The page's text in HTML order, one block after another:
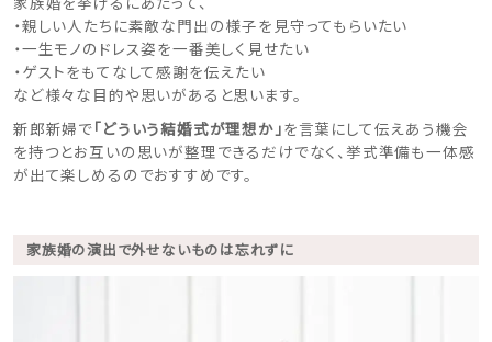
・親しい人たちに素敵な門出の様子を見守ってもらいたい
・一生モノのドレス姿を一番美しく見せたい
・ゲストをもてなして感謝を伝えたい
など様々な目的や思いがあると思います。
新郎新婦で「どういう結婚式が理想か」を言葉にして伝えあう機会
を持つとお互いの思いが整理できるだけでなく、挙式準備も一体感
が出て楽しめるのでおすすめです。
家族婚の演出で外せないものは忘れずに